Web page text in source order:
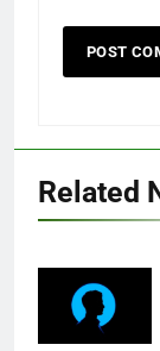
Related